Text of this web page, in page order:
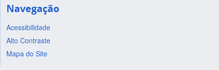
Navegação
Acessibilidade
Alto Contraste
Mapa do Site